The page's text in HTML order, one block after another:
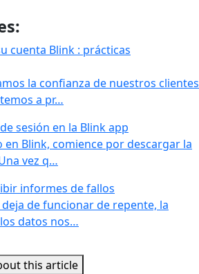
cuenta Blink : prácticas
la confianza de nuestros clientes
a pr…
sesión en la Blink app
en Blink, comience por descargar la
vez q…
informes de fallos
de funcionar de repente, la
datos nos…
this article